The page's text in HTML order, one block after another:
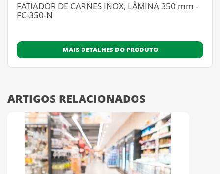
FATIADOR DE CARNES INOX, LÂMINA 350 mm -
FC-350-N
MAIS DETALHES DO PRODUTO
ARTIGOS RELACIONADOS